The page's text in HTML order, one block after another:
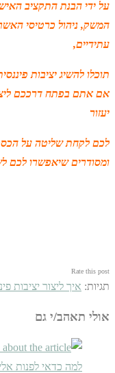
על ידי הבנת התקציב
המשק, ניהול כרטיסי
עתידיים,
תוכלו להשיג יציבות
אם אתם בפתח דרככם
יעזור
לכם לקחת שליטה על
ומסודרים שיאפשרו לכם
Rate this post
תגיות: איך ליצור יציבות
אולי תאהב/י גם